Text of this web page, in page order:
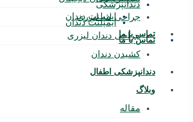
دندانپزشکی
ایمپلنت دندان
تماس با ما
ایمپلنت دندان
تماس با ما
جراحی لثه لیزری
جراحی دندان لیزری
کشیدن دندان
دندانپزشکی اطفال
وبلاگ
مقاله